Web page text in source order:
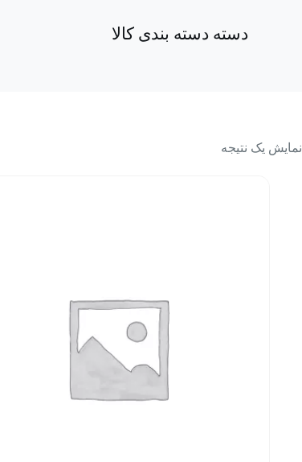
دسته دسته بندی کالا
نمایش یک نتیجه